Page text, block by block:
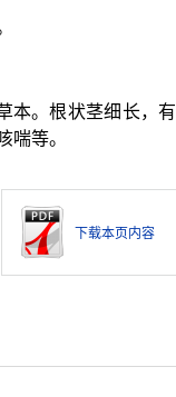
本。根状茎细长，
喘等。
下载本页内容